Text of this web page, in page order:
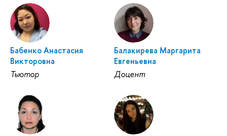
Бабенко Анастасия
Викторовна
Тьютор
Балакирева Маргарита
Евгеньевна
Доцент